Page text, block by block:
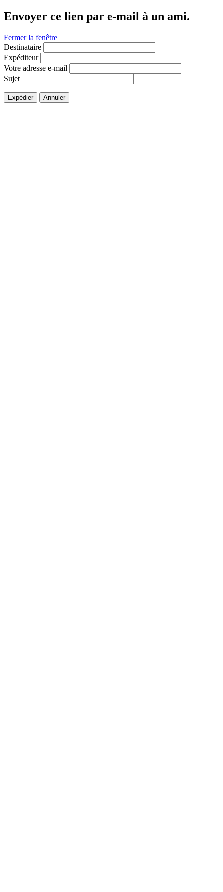
Envoyer ce lien par e-mail à un ami.
Fermer la fenêtre
Destinataire
Expéditeur
Votre adresse e-mail
Sujet
Expédier Annuler